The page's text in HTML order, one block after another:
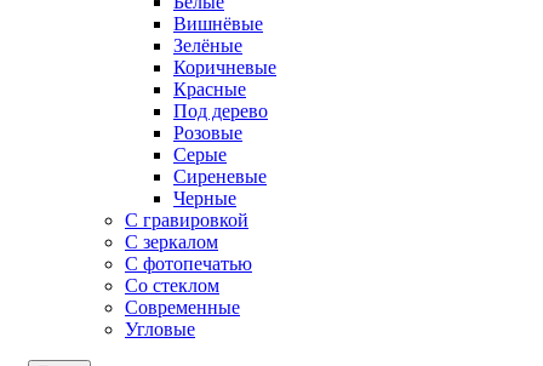
Вишнёвые
Зелёные
Коричневые
Красные
Под дерево
Розовые
Серые
Сиреневые
Черные
С гравировкой
С зеркалом
С фотопечатью
Со стеклом
Современные
Угловые